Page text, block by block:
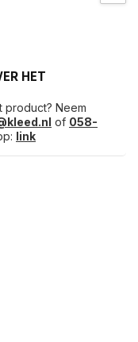
HET
product? Neem
of 058-
link